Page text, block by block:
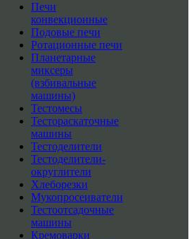
Печи
конвекционные
Подовые печи
Ротационные печи
Планетарные
миксеры
(взбивальные
машины)
Тестомесы
Тестораскаточные
машины
Тестоделители
Тестоделители-
округлители
Хлеборезки
Мукопросеиватели
Тестоотсадочные
машины
Кремоварки